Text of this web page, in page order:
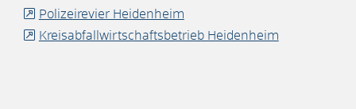
Polizeirevier Heidenheim
Kreisabfallwirtschaftsbetrieb Heidenheim